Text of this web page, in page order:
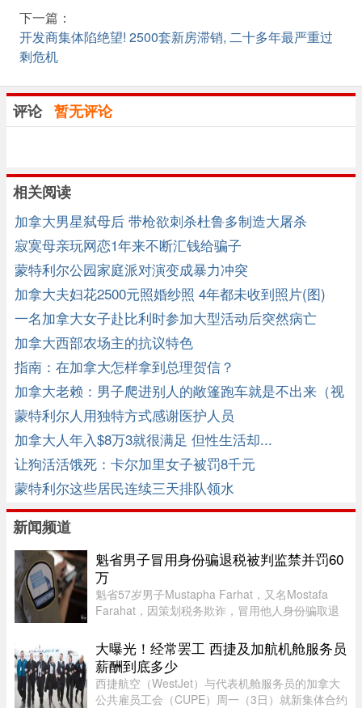
下一篇：
开发商集体陷绝望! 2500套新房滞销, 二十多年最严重过
剩危机
评论 暂无评论
相关阅读
加拿大男星弑母后 带枪欲刺杀杜鲁多制造大屠杀
寂寞母亲玩网恋1年来不断汇钱给骗子
蒙特利尔公园家庭派对演变成暴力冲突
加拿大夫妇花2500元照婚纱照 4年都未收到照片(图)
一名加拿大女子赴比利时参加大型活动后突然病亡
加拿大西部农场主的抗议特色
指南：在加拿大怎样拿到总理贺信？
加拿大老赖：男子爬进别人的敞篷跑车就是不出来（视
频）
蒙特利尔人用独特方式感谢医护人员
加拿大人年入$8万3就很满足 但性生活却...
让狗活活饿死：卡尔加里女子被罚8千元
蒙特利尔这些居民连续三天排队领水
新闻频道
魁省男子冒用身份骗退税被判监禁并罚60
万
魁省57岁男子Mustapha Farhat，又名Mostafa
Farahat，因策划税务欺诈，冒用他人身份骗取退
万元罚款。
大曝光！经常罢工 西捷及加航机舱服务员
薪酬到底多少
西捷航空（WestJet）与代表机舱服务员的加拿大
公共雇员工会（CUPE）周一（3日）就新集体合约